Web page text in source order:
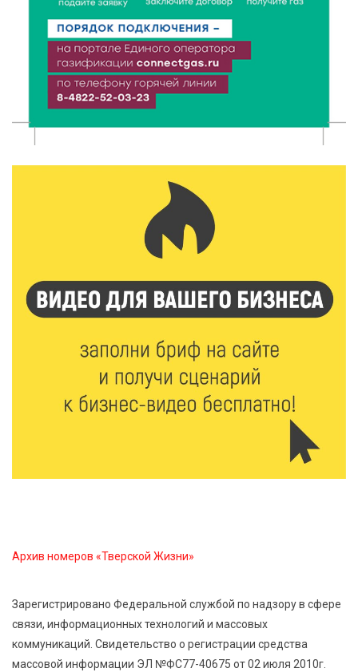
8 Авг 2026 12:12 1218
Более 40 миллионов на металлургию получил бизнес
Твери
8 Авг 2026 11:37 409
От теории до практики: в детских лагерях Тверской
Арбуз без риска: на что обратить внимание при
покупке — советы Роскачества
8 Авг 2026 10:21 847
Виталий Королев рассказал о доступном спорте
для жителей Верхневолжья
«Эстафету чемпионов» провели на площади
Оленинского Дома культуры
день
7 Авг 2026 23:02 548
В Тверской области стартовала четвертая смена:
инспекторы ГИБДД напомнили школьникам
правила безопасности в автобусах
Архив номеров «Тверской Жизни»
Зарегистрировано Федеральной службой по надзору в сфере
связи, информационных технологий и массовых
коммуникаций. Свидетельство о регистрации средства
массовой информации ЭЛ №ФС77-40675 от 02 июля 2010г.